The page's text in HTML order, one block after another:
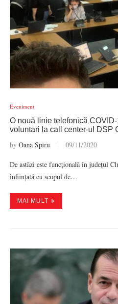
Eveniment
O nouă linie telefonică
voluntari la call center-ul DSP
by Oana Spiru 09/11/2020
De astăzi este funcțională în județul
înființată cu scopul de…
MAI MULT